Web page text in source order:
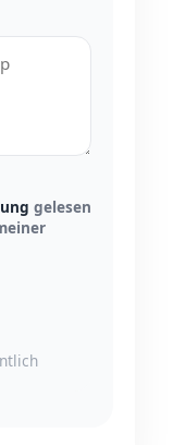
gelesen